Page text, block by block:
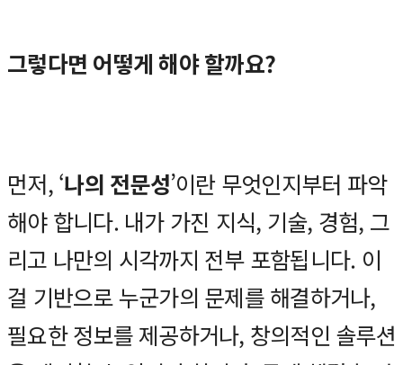
그렇다면 어떻게 해야 할까요?
먼저, ‘나의 전문성’이란 무엇인지부터 파악
해야 합니다. 내가 가진 지식, 기술, 경험, 그
리고 나만의 시각까지 전부 포함됩니다. 이
걸 기반으로 누군가의 문제를 해결하거나,
필요한 정보를 제공하거나, 창의적인 솔루션